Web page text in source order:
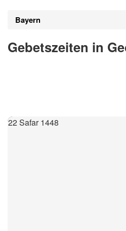
Bayern
Gebetszeiten in
22 Safar 1448